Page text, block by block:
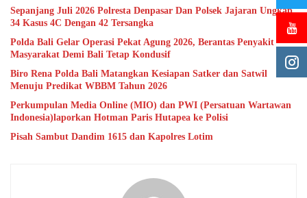
Sepanjang Juli 2026 Polresta Denpasar Dan Polsek Jajaran Ungkap
34 Kasus 4C Dengan 42 Tersangka
Polda Bali Gelar Operasi Pekat Agung 2026, Berantas Penyakit
Masyarakat Demi Bali Tetap Kondusif
Biro Rena Polda Bali Matangkan Kesiapan Satker dan Satwil
Menuju Predikat WBBM Tahun 2026
Perkumpulan Media Online (MIO) dan PWI (Persatuan Wartawan
Indonesia)laporkan Hotman Paris Hutapea ke Polisi
Pisah Sambut Dandim 1615 dan Kapolres Lotim